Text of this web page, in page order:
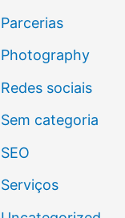
Parcerias
Photography
Redes sociais
Sem categoria
SEO
Serviços